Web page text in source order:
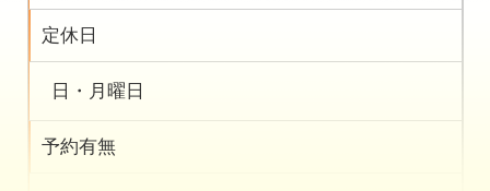
定休日
日・月曜日
予約有無